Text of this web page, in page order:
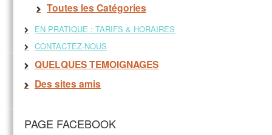
Toutes les Catégories
EN PRATIQUE : TARIFS & HORAIRES
CONTACTEZ-NOUS
QUELQUES TEMOIGNAGES
Des sites amis
PAGE FACEBOOK